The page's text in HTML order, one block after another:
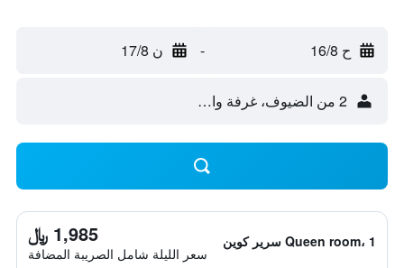
ح 16/8 - ن 17/8
2 من الضيوف، غرفة واحدة
Queen room، 1 سرير كوين 1,985 ﷼
سعر الليلة شامل الصريبة المضافة